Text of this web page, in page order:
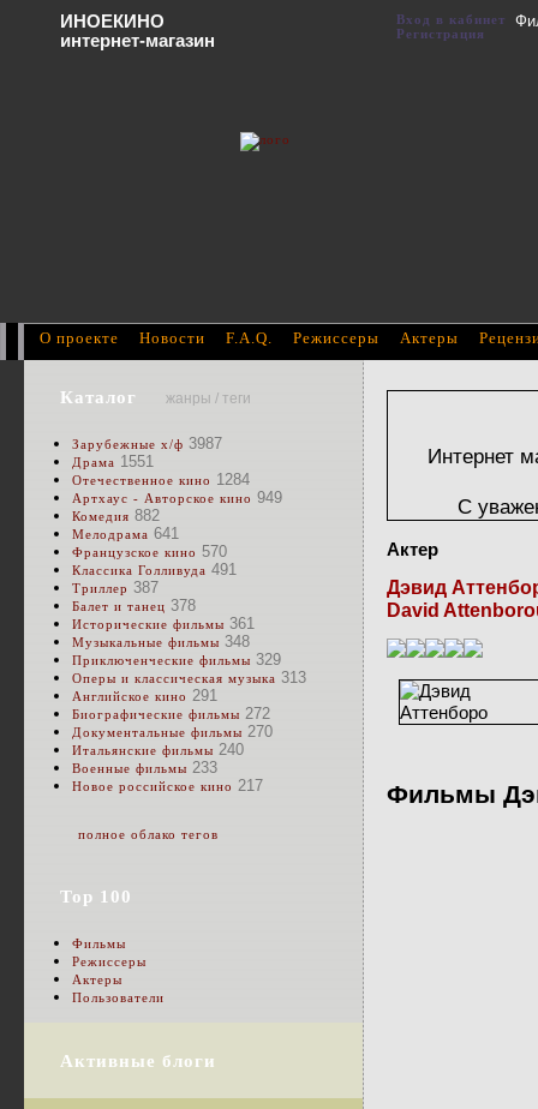
Интернет
С
Актер
Дэвид
David
Фильмы
Каталог жанры / теги
Зарубежные х/ф 3987
Драма 1551
Отечественное кино 1284
Артхаус - Авторское кино 949
Комедия 882
Мелодрама 641
Французское кино 570
Классика Голливуда 491
Триллер 387
Балет и танец 378
Исторические фильмы 361
Музыкальные фильмы 348
Приключенческие фильмы 329
Оперы и классическая музыка 313
Английское кино 291
Биографические фильмы 272
Документальные фильмы 270
Итальянские фильмы 240
Военные фильмы 233
Новое российское кино 217
полное облако тегов
Top 100
Фильмы
Режиссеры
Актеры
Пользователи
Активные блоги
О проекте Новости F.A.Q. Режиссеры Актеры
ИНОЕКИНО
интернет-магазин
Вход в кабинет
Регистрация